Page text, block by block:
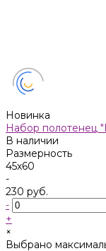
Новинка
Набор полотенец
В наличии
Размерность
45х60
-
230 руб.
-
+
×
Выбрано